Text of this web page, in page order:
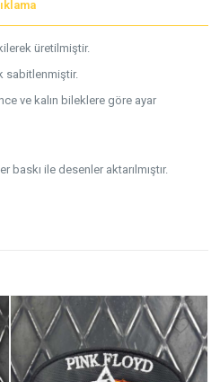
üretilmiştir.
sabitlenmiştir.
ve kalın bileklere göre ayar
baskı ile desenler aktarılmıştır.